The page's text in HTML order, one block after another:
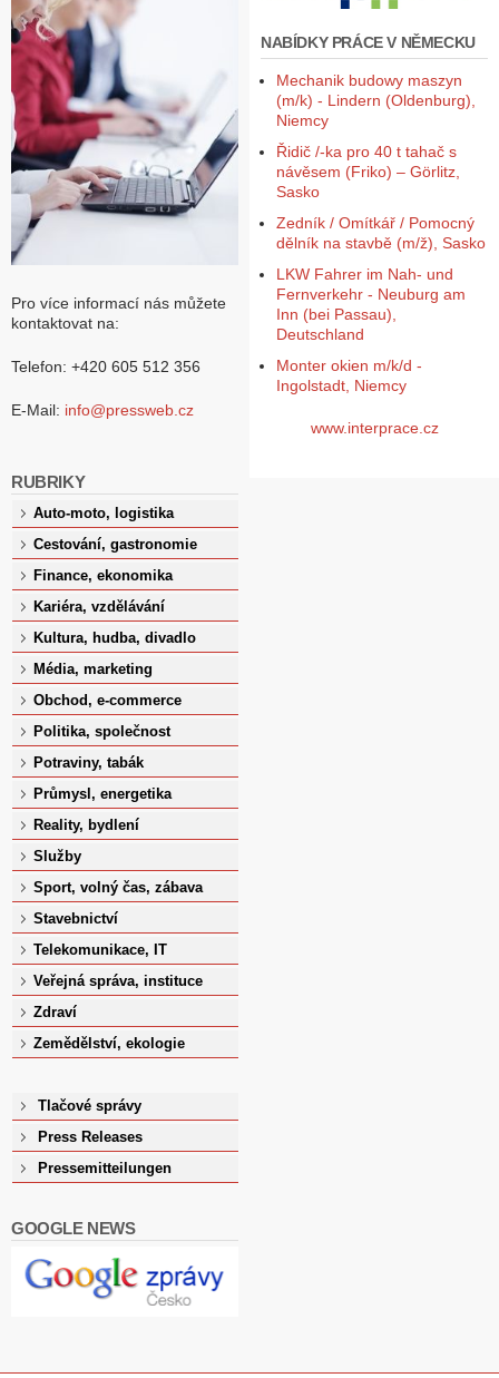
Pro více informací nás můžete
kontaktovat na:
Telefon: +420 605 512 356
E-Mail: info@pressweb.cz
RUBRIKY
Auto-moto, logistika
Cestování, gastronomie
Finance, ekonomika
Kariéra, vzdělávání
Kultura, hudba, divadlo
Média, marketing
Obchod, e-commerce
Politika, společnost
Potraviny, tabák
Průmysl, energetika
Reality, bydlení
Služby
Sport, volný čas, zábava
Stavebnictví
Telekomunikace, IT
Veřejná správa, instituce
Zdraví
Zemědělství, ekologie
Tlačové správy
Press Releases
Pressemitteilungen
GOOGLE NEWS
NABÍDKY PRÁCE V NĚMECKU
Mechanik budowy maszyn
(m/k) - Lindern (Oldenburg),
Niemcy
Řidič /-ka pro 40 t tahač s
návěsem (Friko) – Görlitz,
Sasko
Zedník / Omítkář / Pomocný
dělník na stavbě (m/ž), Sasko
LKW Fahrer im Nah- und
Fernverkehr - Neuburg am
Inn (bei Passau),
Deutschland
Monter okien m/k/d -
Ingolstadt, Niemcy
www.interprace.cz